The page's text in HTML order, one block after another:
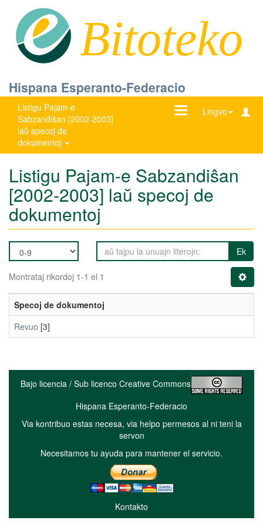
Bitoteko
Hispana Esperanto-Federacio
Listigu Pajam-e
Sabzandiŝan [2002-2003]
laŭ specoj de
dokumentoj
Lingvo
Ŝanĝu
Listigu Pajam-e Sabzandiŝan
[2002-2003] laŭ specoj de
dokumentoj
Ek
Montrataj rikordoj 1-1 el 1
Specoj de dokumentoj
Revuo [3]
Bajo licencia / Sub licenco Creative Commons
Hispana Esperanto-Federacio
Via kontribuo estas necesa, via helpo permesos al ni teni la
servon
Necesitamos tu ayuda para mantener el servicio.
Kontakto